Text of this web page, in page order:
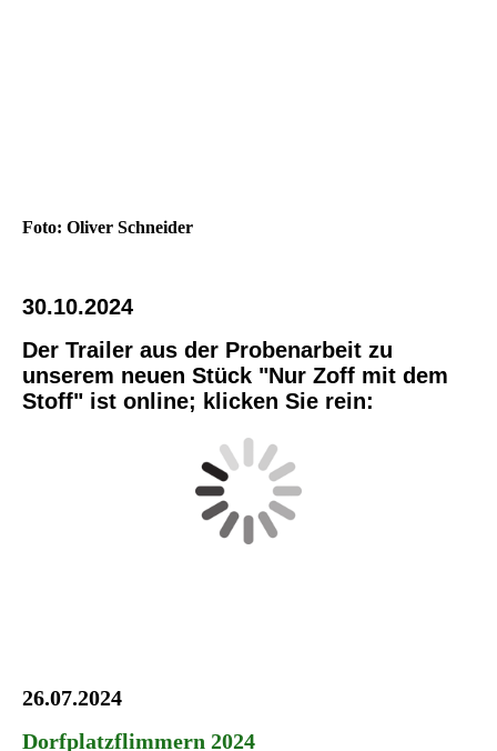
Foto: Oliver Schneider
30.10.2024
Der Trailer aus der Probenarbeit zu
unserem neuen Stück "Nur Zoff mit dem
Stoff" ist online; klicken Sie rein:
26.07.2024
Dorfplatzflimmern 2024